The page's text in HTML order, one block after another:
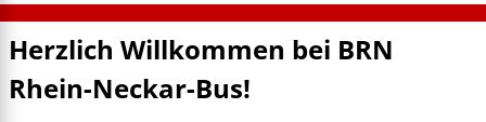
Herzlich Willkommen bei BRN
Rhein-Neckar-Bus!